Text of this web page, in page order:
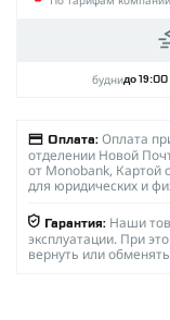
буднидо 19:00
Оплата: Оплата
отделении Новой
от Monobank, Картой
для юридических и
Гарантия: Наши
эксплуатации. При
вернуть или